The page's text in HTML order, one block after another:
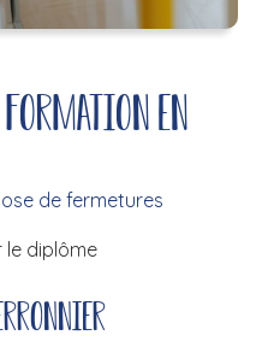
formation en
de fermetures
diplôme